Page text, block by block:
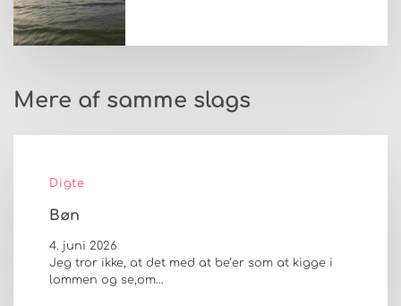
Mere af samme slags
Digte
Bøn
4. juni 2026
Jeg tror ikke, at det med at be’er som at kigge i
lommen og se,om…